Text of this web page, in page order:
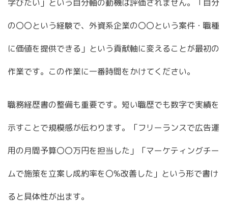
学びたい」という自分軸の動機は評価されません。「自分
の〇〇という経験で、外資系企業の〇〇という案件・職種
に価値を提供できる」という貢献軸に変えることが最初の
作業です。この作業に一番時間をかけてください。
職務経歴書の整備も重要です。短い職歴でも数字で実績を
示すことで規模感が伝わります。「フリーランスで広告運
用の月間予算〇〇万円を担当した」「マーケティングチー
ムで施策を立案し成約率を〇%改善した」という形で書け
ると具体性が出ます。